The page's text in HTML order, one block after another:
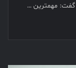
گفت: مهمترین …